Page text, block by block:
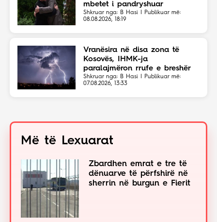
mbetet i pandryshuar
Shkruar nga: B Hasi | Publikuar më:
08.08.2026, 18:19
Vranësira në disa zona të
Kosovës, IHMK-ja
paralajmëron rrufe e breshër
Shkruar nga: B Hasi | Publikuar më:
07.08.2026, 13:33
Më të Lexuarat
Zbardhen emrat e tre të
dënuarve të përfshirë në
sherrin në burgun e Fierit